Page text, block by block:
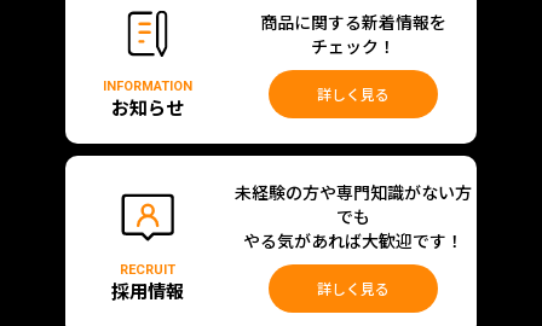
INFORMATION
お知らせ
商品に関する新着情報を
チェック！
詳しく見る
RECRUIT
採用情報
未経験の方や専門知識がない方
でも
やる気があれば大歓迎です！
詳しく見る